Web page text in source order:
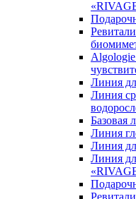
Линия
Линия
Базовая
Линия
Линия
Линия